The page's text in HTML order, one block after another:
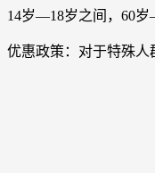
14岁—18岁之间，60
优惠政策：对于特殊